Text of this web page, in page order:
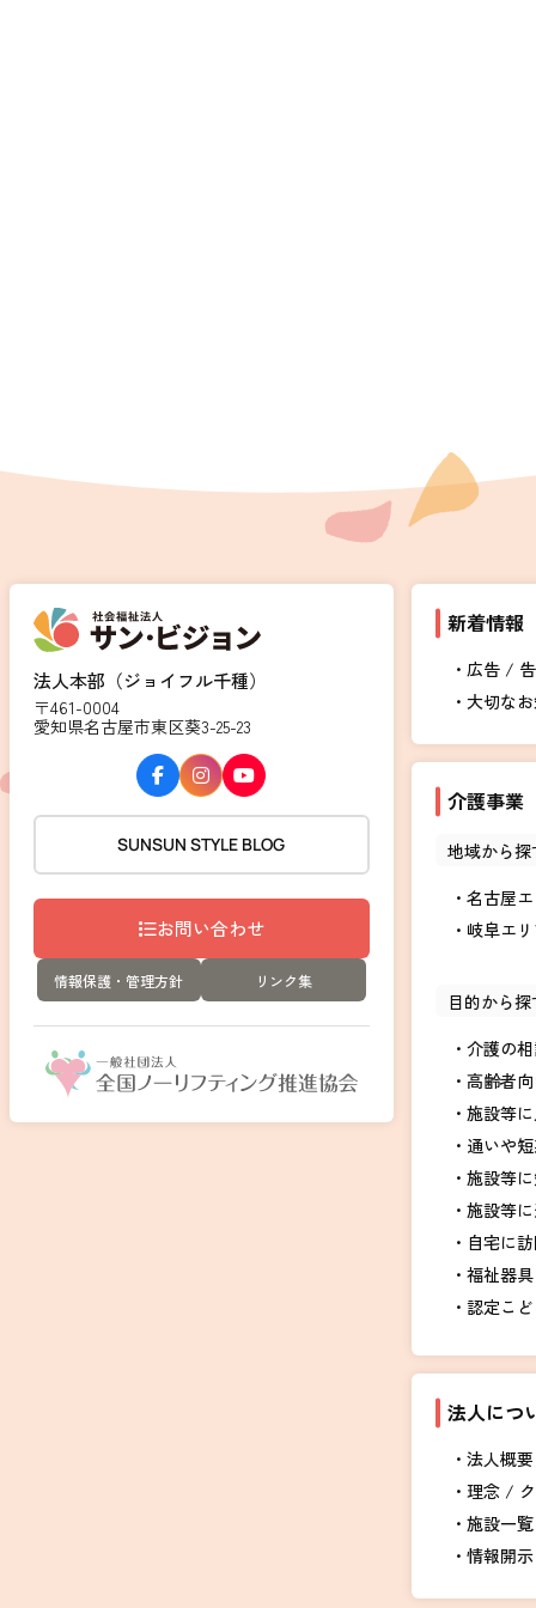
法人本部（ジョイフル千種）
〒461-0004
愛知県名古屋市東区葵3-25-23
SUNSUN STYLE BLOG
お問い合わせ
情報保護・管理方針 リンク集
新着情報
広告 /
大切な
介護事業
地域から探
名古屋
岐阜エリ
目的から探
介護の
高齢者
施設等
通いや
施設等
施設等
自宅に
福祉器
認定こ
法人につ
法人概
理念 /
施設一覧
情報開示